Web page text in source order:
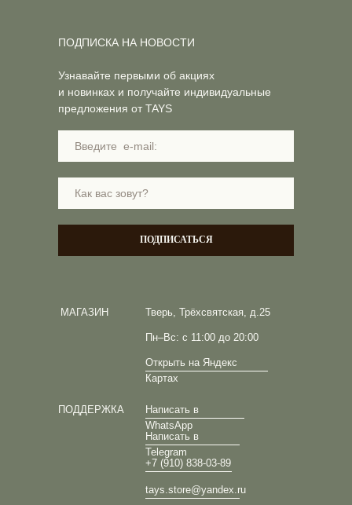
Тверь, Трёхсвятская, д.25
Пн–Вс: с 11:00 до 20:00
Открыть на Яндекс
Картах
МАГАЗИН
ПОДДЕРЖКА
Написать в
WhatsApp
Написать в
Telegram
+7 (910) 838-03-89
tays.store@yandex.ru
Узнавайте первыми об акциях
и новинках и получайте индивидуальные
предложения от TAYS
ПОДПИСАТЬСЯ
ПОДПИСКА НА НОВОСТИ